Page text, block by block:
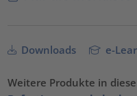
Downloads e-
Weitere Produkte in